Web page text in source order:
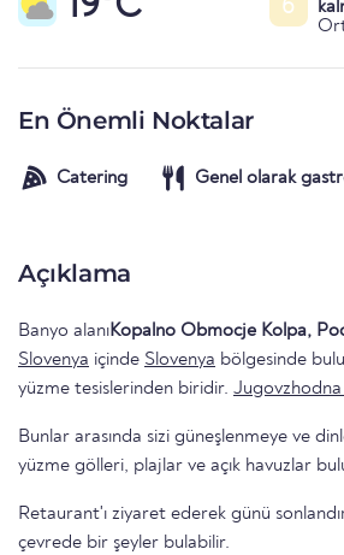
6
En Önemli Noktalar
Catering Genel olarak
Açıklama
Banyo alanıKopalno Obmocje Kolpa,
Slovenya içinde Slovenya bölgesinde
yüzme tesislerinden biridir. Jugovzhodna
Bunlar arasında sizi güneşlenmeye ve
yüzme gölleri, plajlar ve açık havuzlar
Retaurant'ı ziyaret ederek günü
çevrede bir şeyler bulabilir.